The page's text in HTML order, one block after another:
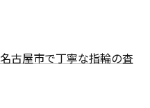
名古屋市で丁寧な指輪の査